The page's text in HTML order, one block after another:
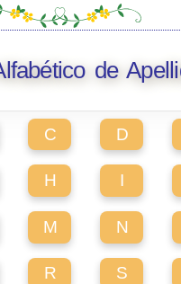
de
C D
H I
M N
R S